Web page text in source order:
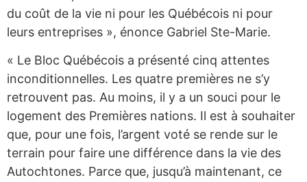
du coût de la vie ni pour les Québécois ni pour
leurs entreprises », énonce Gabriel Ste-Marie.
« Le Bloc Québécois a présenté cinq attentes
inconditionnelles. Les quatre premières ne s’y
retrouvent pas. Au moins, il y a un souci pour le
logement des Premières nations. Il est à souhaiter
que, pour une fois, l’argent voté se rende sur le
terrain pour faire une différence dans la vie des
Autochtones. Parce que, jusqu’à maintenant, ce